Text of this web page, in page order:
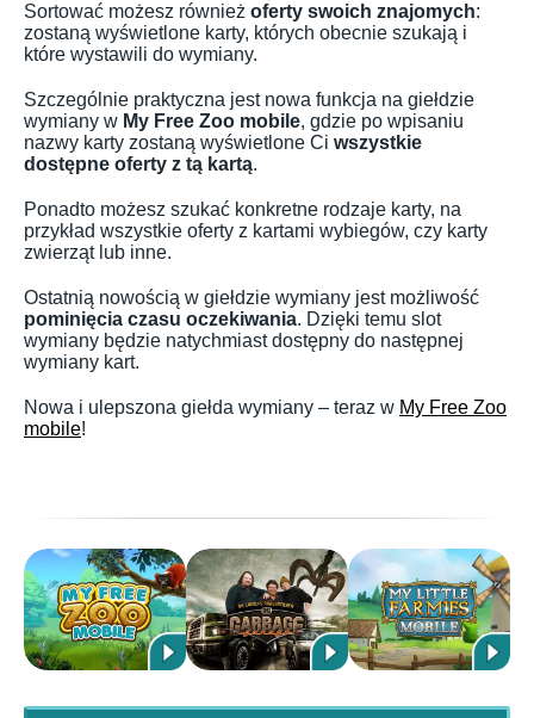
Sortować możesz również oferty swoich znajomych:
zostaną wyświetlone karty, których obecnie szukają i
które wystawili do wymiany.
Szczególnie praktyczna jest nowa funkcja na giełdzie
wymiany w My Free Zoo mobile, gdzie po wpisaniu
nazwy karty zostaną wyświetlone Ci wszystkie
dostępne oferty z tą kartą.
Ponadto możesz szukać konkretne rodzaje karty, na
przykład wszystkie oferty z kartami wybiegów, czy karty
zwierząt lub inne.
Ostatnią nowością w giełdzie wymiany jest możliwość
pominięcia czasu oczekiwania. Dzięki temu slot
wymiany będzie natychmiast dostępny do następnej
wymiany kart.
Nowa i ulepszona giełda wymiany – teraz w My Free Zoo
mobile!